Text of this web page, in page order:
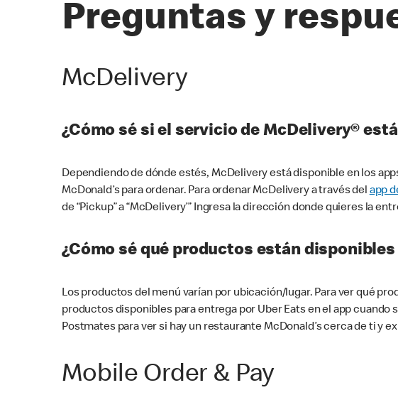
Preguntas y
McDelivery
¿Cómo sé si el servicio de McDelivery®
Dependiendo de dónde estés, McDelivery está disponible en los
McDonald’s para ordenar. Para ordenar McDelivery a través del app
de “Pickup” a “McDelivery’” Ingresa la dirección donde quieres la
¿Cómo sé qué productos están
Los productos del menú varían por ubicación/lugar. Para ver qué
productos disponibles para entrega por Uber Eats en el app cuando
Postmates para ver si hay un restaurante McDonald’s cerca de ti y
Mobile Order & Pay